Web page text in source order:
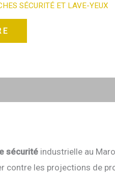
SÉCURITÉ ET LAVE-YEUX
sécurité industrielle au
contre les projections de